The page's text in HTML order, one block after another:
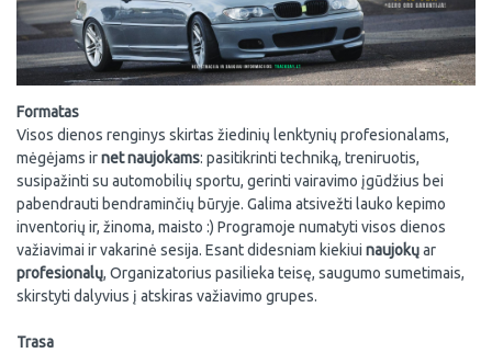
Formatas
Visos dienos renginys skirtas žiedinių lenktynių profesionalams,
mėgėjams irnet naujokams: pasitikrinti techniką, treniruotis,
susipažinti su automobilių sportu, gerinti vairavimo įgūdžius bei
pabendrauti bendraminčių būryje. Galima atsivežti lauko kepimo
inventorių ir, žinoma, maisto :) Programoje numatyti visos dienos
važiavimai ir vakarinė sesija. Esant didesniam kiekiui naujokųar
profesionalų, Organizatorius pasilieka teisę, saugumo sumetimais,
skirstyti dalyvius į atskiras važiavimo grupes.
Trasa